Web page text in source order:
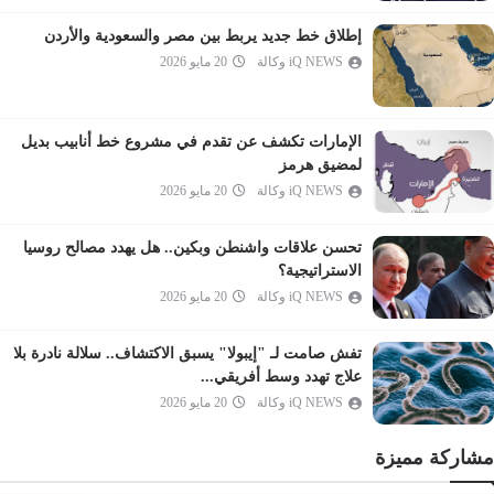
الفرقان
الشعراء
النمل
القصص
العنكبوت
الروم
السجدة
الأحزاب
فاطر
يس
الصافات
ص
إطلاق خط جديد يربط بين مصر والسعودية والأردن
iQ NEWS وكالة 20 مايو 2026
الإمارات تكشف عن تقدم في مشروع خط أنابيب بديل
لمضيق هرمز
iQ NEWS وكالة 20 مايو 2026
تحسن علاقات واشنطن وبكين.. هل يهدد مصالح روسيا
الاستراتيجية؟
iQ NEWS وكالة 20 مايو 2026
تفش صامت لـ "إيبولا" يسبق الاكتشاف.. سلالة نادرة بلا
علاج تهدد وسط أفريقي...
iQ NEWS وكالة 20 مايو 2026
مشاركة مميزة